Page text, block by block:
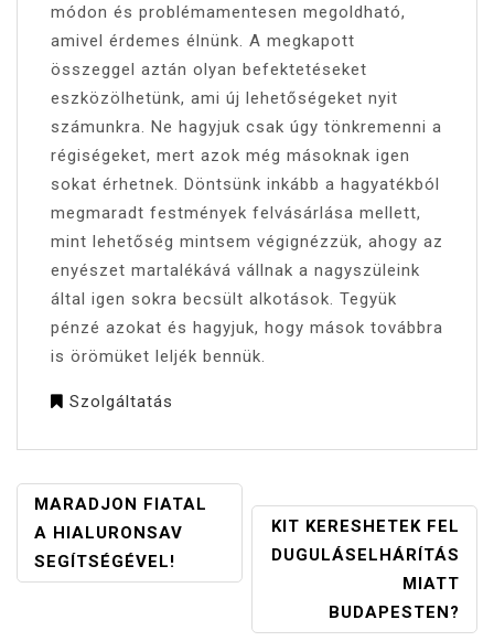
módon és problémamentesen megoldható,
amivel érdemes élnünk. A megkapott
összeggel aztán olyan befektetéseket
eszközölhetünk, ami új lehetőségeket nyit
számunkra. Ne hagyjuk csak úgy tönkremenni a
régiségeket, mert azok még másoknak igen
sokat érhetnek. Döntsünk inkább a hagyatékból
megmaradt festmények felvásárlása mellett,
mint lehetőség mintsem végignézzük, ahogy az
enyészet martalékává vállnak a nagyszüleink
által igen sokra becsült alkotások. Tegyük
pénzé azokat és hagyjuk, hogy mások továbbra
is örömüket leljék bennük.
Szolgáltatás
BEJEGYZÉS
NAVIGÁCIÓ
MARADJON FIATAL
A HIALURONSAV
SEGÍTSÉGÉVEL!
KIT KERESHETEK FEL
DUGULÁSELHÁRÍTÁS
MIATT
BUDAPESTEN?